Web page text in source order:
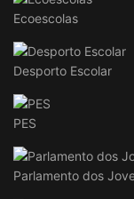
Ecoescolas
Desporto Escolar
PES
Parlamento dos